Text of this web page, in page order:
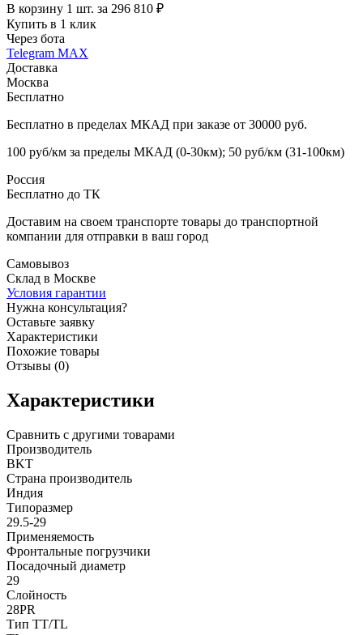
В корзину 1 шт. за 296 810 ₽
Купить в 1 клик
Через бота
Telegram MAX
Доставка
Москва
Бесплатно
Бесплатно в пределах МКАД при заказе от 30000 руб.
100 руб/км за пределы МКАД (0-30км); 50 руб/км (31-100км)
Россия
Бесплатно до ТК
Доставим на своем транспорте товары до транспортной
компании для отправки в ваш город
Самовывоз
Склад в Москве
Условия гарантии
Нужна консультация?
Оставьте заявку
Характеристики
Похожие товары
Отзывы (0)
Характеристики
Сравнить с другими товарами
Производитель
BKT
Страна производитель
Индия
Типоразмер
29.5-29
Применяемость
Фронтальные погрузчики
Посадочный диаметр
29
Слойность
28PR
Тип TT/TL